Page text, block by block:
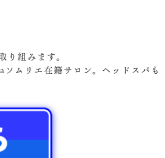
組みます。
ムリエ在籍サロン。ヘッドスパも